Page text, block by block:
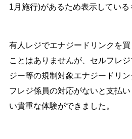
1月施行)があるため表示している
有人レジでエナジードリンクを
ことはありませんが、セルフレ
ジー等の規制対象エナジードリ
フレジ係員の対応がないと支払
い貴重な体験ができました。